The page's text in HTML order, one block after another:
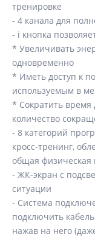
тренировке
- 4 канала для
- i кнопка
* Увеличивать
одновременно
* Иметь доступ к
используемым в
* Сократить
количество
- 8 категорий
кросс-тренинг,
общая физическая
- ЖК-экран с
ситуации
- Система
подключить
нажав на него